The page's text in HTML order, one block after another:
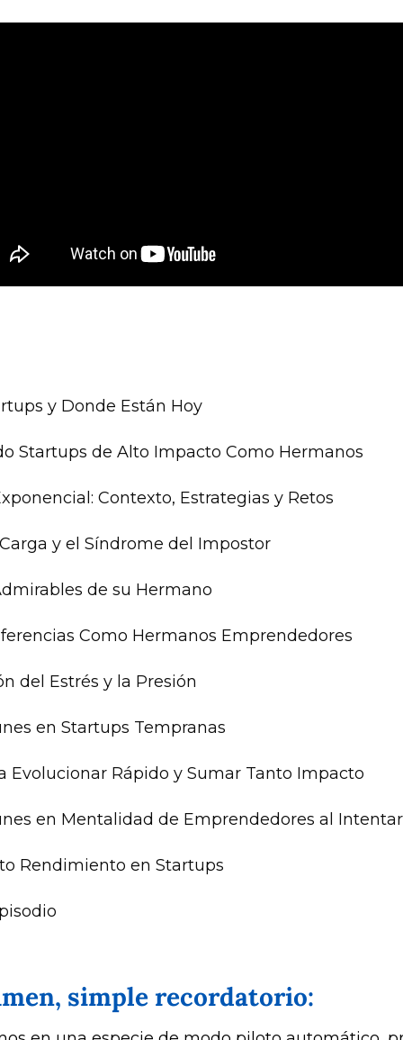
y Donde Están Hoy
Startups de Alto Impacto Como Hermanos
Contexto, Estrategias y Retos
y el Síndrome del Impostor
de su Hermano
Como Hermanos Emprendedores
del Estrés y la Presión
en Startups Tempranas
Evolucionar Rápido y Sumar Tanto Impacto
en Mentalidad de Emprendedores al
Rendimiento en Startups
simple recordatorio: